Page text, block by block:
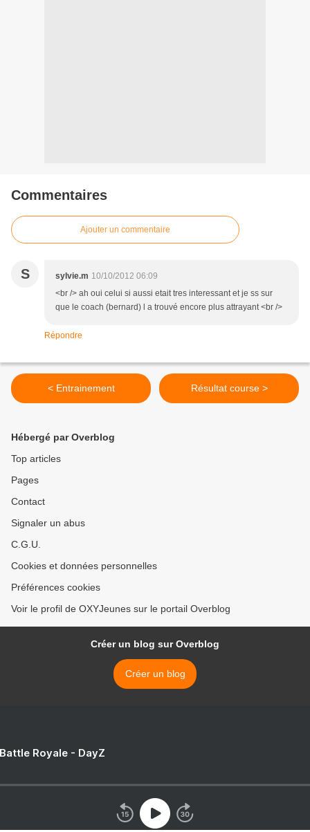
Commentaires
Ajouter un commentaire
S sylvie.m 10/10/2012 06:09
<br /> ah oui celui si aussi etait tres interessant et je ss sur
que le coach (bernard) l a trouvé encore plus attrayant <br />
Répondre
< Entrainement Résultat course >
Hébergé par Overblog
Top articles
Pages
Contact
Signaler un abus
C.G.U.
Cookies et données personnelles
Préférences cookies
Voir le profil de OXYJeunes sur le portail Overblog
Créer un blog sur Overblog
Créer un blog
Royale - DayZ